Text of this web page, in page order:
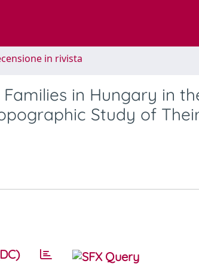
in rivista
in Hungary in
Study of